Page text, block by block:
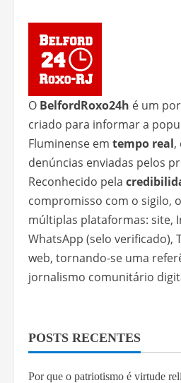
O BelfordRoxo24h é um
criado para informar a
Fluminense em tempo real,
denúncias enviadas pelos
Reconhecido pela
compromisso com o sigilo,
múltiplas plataformas: site,
WhatsApp (selo verificado),
web, tornando-se uma
jornalismo comunitário
POSTS RECENTES
Por que o patriotismo é virtude